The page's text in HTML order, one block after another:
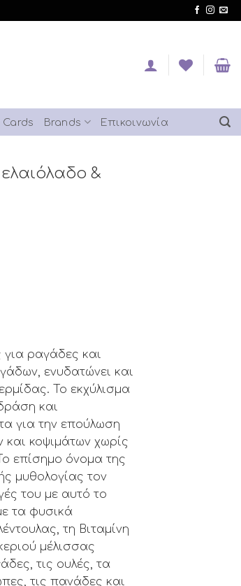
Cards Brands Επικοινωνία
&
ραγάδες και
ενυδατώνει και
Το εκχύλισμα
και
για την επούλωση
κοψιμάτων χωρίς
επίσημο όνομα της
μυθολογίας τον
του με αυτό το
τα φυσικά
τη Βιταμίνη
μέλισσας
τις ουλές, τα
τις πανάδες και